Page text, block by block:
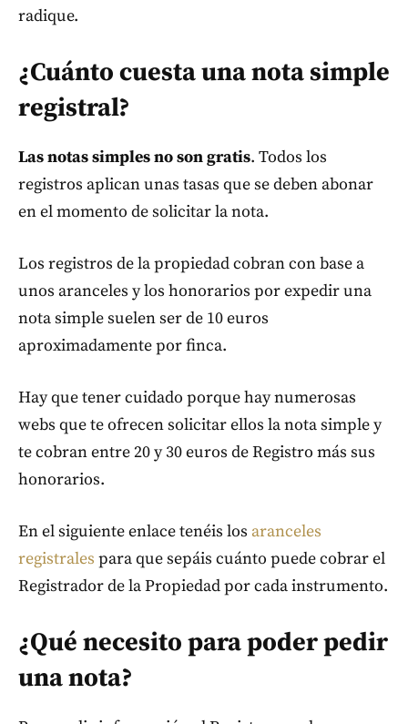
radique.
¿Cuánto cuesta una nota simple
registral?
Las notas simples no son gratis. Todos los
registros aplican unas tasas que se deben abonar
en el momento de solicitar la nota.
Los registros de la propiedad cobran con base a
unos aranceles y los honorarios por expedir una
nota simple suelen ser de 10 euros
aproximadamente por finca.
Hay que tener cuidado porque hay numerosas
webs que te ofrecen solicitar ellos la nota simple y
te cobran entre 20 y 30 euros de Registro más sus
honorarios.
En el siguiente enlace tenéis los aranceles
registrales para que sepáis cuánto puede cobrar el
Registrador de la Propiedad por cada instrumento.
¿Qué necesito para poder pedir
una nota?